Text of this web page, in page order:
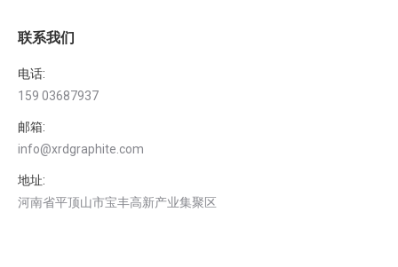
联系我们
电话:
159 03687937
邮箱:
info@xrdgraphite.com
地址:
河南省平顶山市宝丰高新产业集聚区